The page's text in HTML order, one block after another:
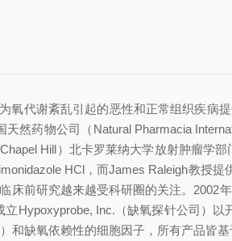
氧代谢紊乱引起的恶性和正常组织疾病
天然药物公司（Natural Pharmacia
Hill）北卡罗莱纳大学放射肿瘤学
HCl，而James Raleigh教授
床前研究越来越受科研圈的关注。
Hypoxyprobe, Inc.（缺氧探针公司）
缺氧依赖性的细胞因子，所有产品皆基